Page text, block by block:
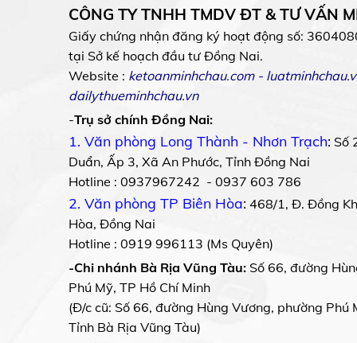
CÔNG TY TNHH TMDV ĐT & TƯ VẤN
Giấy chứng nhận đăng ký hoạt động số:
tại Sở kế hoạch đầu tư Đồng Nai.
Website : ketoanminhchau.com-
dailythueminhchau.vn
-Trụ sở chính Đồng Nai:
1. Văn phòng Long Thành - Nhơn Trạch: Số
Duẩn, Ấp 3, Xã An Phước, Tỉnh Đồng Nai
Hotline : 0937967242 - 0937 603 786
2. Văn phòng TP Biên Hòa: 468/1, Đ. Đồng
Hòa, Đồng Nai
Hotline : 0919 996113 (Ms Quyên)
-Chi nhánh Bà Rịa Vũng Tàu: Số 66, đường
Phú Mỹ, TP Hồ Chí Minh
(Đ/c cũ: Số 66, đường Hùng Vương, phường Phú
Tỉnh Bà Rịa Vũng Tàu)